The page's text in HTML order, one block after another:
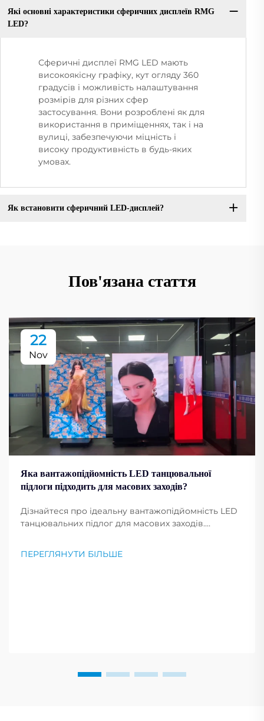
Які основні характеристики сферичних дисплеїв RMG
LED?
Сферичні дисплеї RMG LED мають
високоякісну графіку, кут огляду 360
градусів і можливість налаштування
розмірів для різних сфер
застосування. Вони розроблені як для
використання в приміщеннях, так і на
вулиці, забезпечуючи міцність і
високу продуктивність в будь-яких
умовах.
Як встановити сферичний LED-дисплей?
Пов'язана стаття
22
Nov
Яка вантажопідйомність LED танцювальної
підлоги підходить для масових заходів?
Дізнайтеся про ідеальну вантажопідйомність LED
танцювальних підлог для масових заходів.
використання. Отримайте рекомендації
ПЕРЕГЛЯНУТИ БІЛЬШЕ